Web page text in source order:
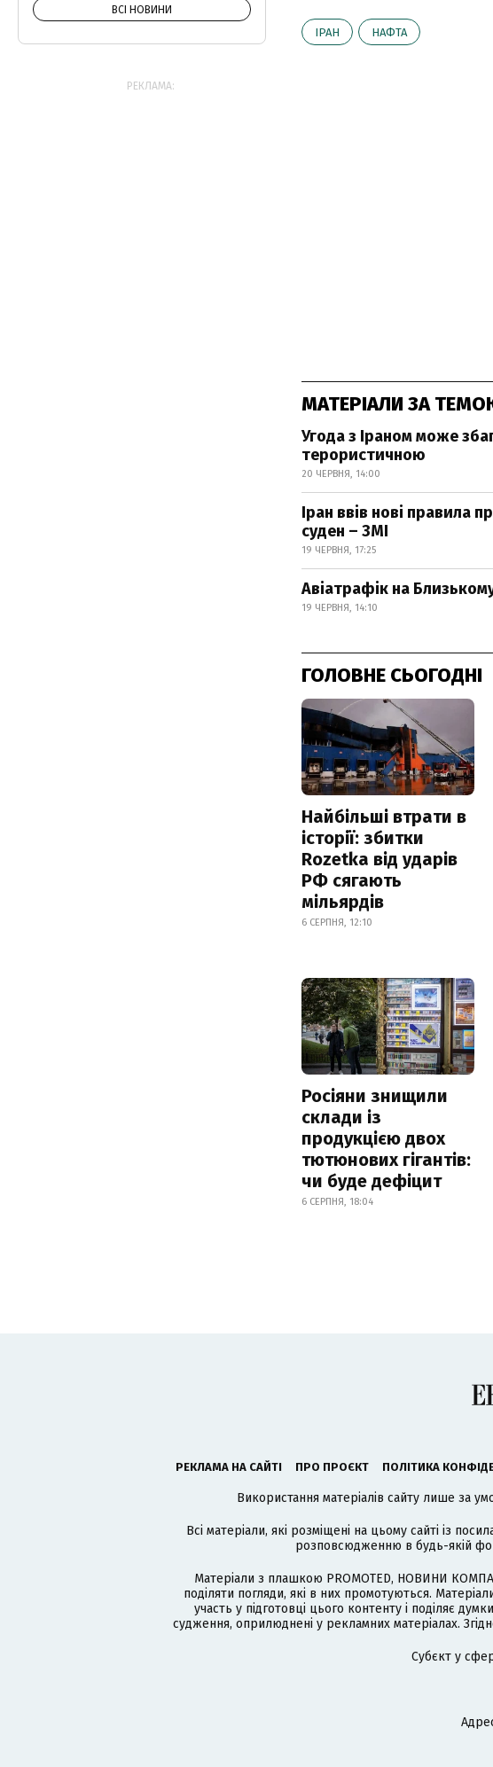
ІРАН НАФТА
МАТЕРІАЛИ ЗА
Угода з Іраном може
терористичною
20 ЧЕРВНЯ, 14:00
Іран ввів нові правила
суден – ЗМІ
19 ЧЕРВНЯ, 17:25
Авіатрафік на
19 ЧЕРВНЯ, 14:10
ГОЛОВНЕ СЬОГОДНІ
Найбільші втрати в
історії: збитки
Rozetka від ударів
РФ сягають
мільярдів
6 СЕРПНЯ, 12:10
Росіяни знищили
склади із
продукцією двох
тютюнових гігантів:
чи буде дефіцит
6 СЕРПНЯ, 18:04
ВСІ НОВИНИ
РЕКЛАМА:
РЕКЛАМА НА САЙТІ ПРО ПРОЄКТ ПОЛІТИКА
Використання матеріалів сайту лише за
Всі матеріали, які розміщені на цьому сайті із
розповсюдженню в будь-якій
Матеріали з плашкою PROMOTED, НОВИНИ
поділяти погляди, які в них промотуються.
участь у підготовці цього контенту і поділяє
судження, оприлюднені у рекламних матеріалах.
Cубєкт у